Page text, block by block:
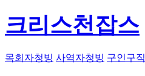
크리스천잡스
목회자청빙 사역자청빙 구인구직